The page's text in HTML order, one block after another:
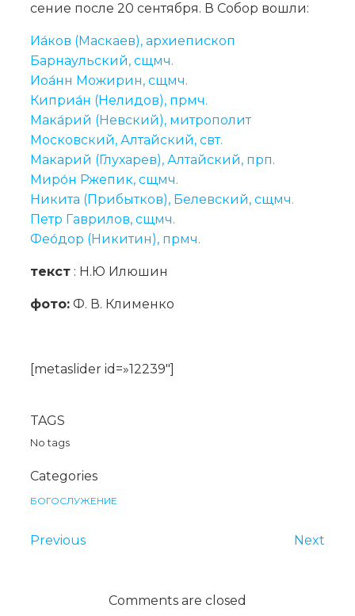
се­ние по­сле 20 сен­тяб­ря. В Со­бор во­шли:
Иа́ков (Маскаев), архиепископ
Барнаульский, сщмч.
Иоа́нн Можирин, сщмч.
Киприа́н (Нелидов), прмч.
Мака́рий (Невский), митрополит
Московский, Алтайский, свт.
Макарий (Глухарев), Алтайский, прп.
Миро́н Ржепик, сщмч.
Никита (Прибытков), Белевский, сщмч.
Петр Гаврилов, сщмч.
Фео́дор (Никитин), прмч.
текст : Н.Ю Илюшин
фото: Ф. В. Клименко
[metaslider id=»12239″]
TAGS
No tags
Categories
БОГОСЛУЖЕНИЕ
Previous Next
Comments are closed